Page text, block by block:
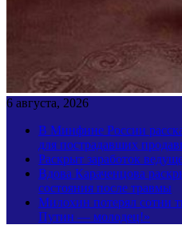
6 августа, 2026
В Минфине России
для пострадавших
Раскрыт заработок
Вдова Караченцова
состояния после травмы
Милохин потерял сотни
Путин — молодец!»